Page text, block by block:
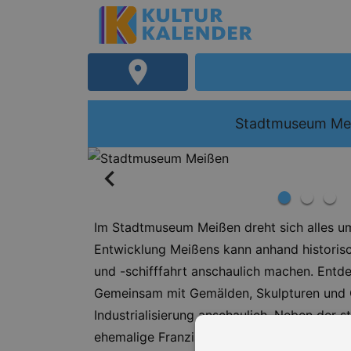
Stadtmuseum
Im Stadtmuseum Meißen dreht sich alles
Entwicklung Meißens kann anhand
und -schifffahrt anschaulich machen.
Gemeinsam mit Gemälden, Skulpturen
Industrialisierung anschaulich. Neben der
ehemalige Franziskanerkloster mit Teilen